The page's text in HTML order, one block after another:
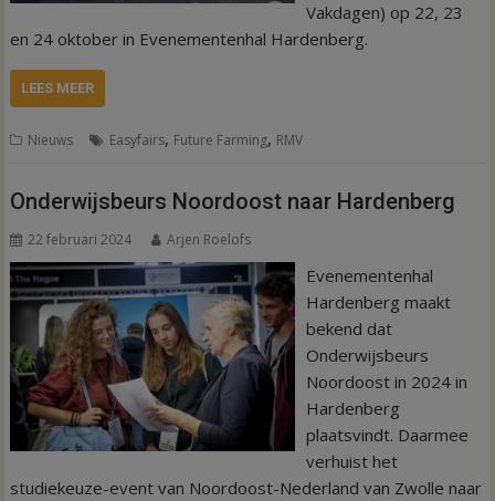
Vakdagen) op 22, 23
en 24 oktober in Evenementenhal Hardenberg.
LEES MEER
Nieuws Easyfairs, Future Farming, RMV
Onderwijsbeurs Noordoost naar Hardenberg
22 februari 2024 Arjen Roelofs
Evenementenhal
Hardenberg maakt
bekend dat
Onderwijsbeurs
Noordoost in 2024 in
Hardenberg
plaatsvindt. Daarmee
verhuist het
studiekeuze-event van Noordoost-Nederland van Zwolle naar